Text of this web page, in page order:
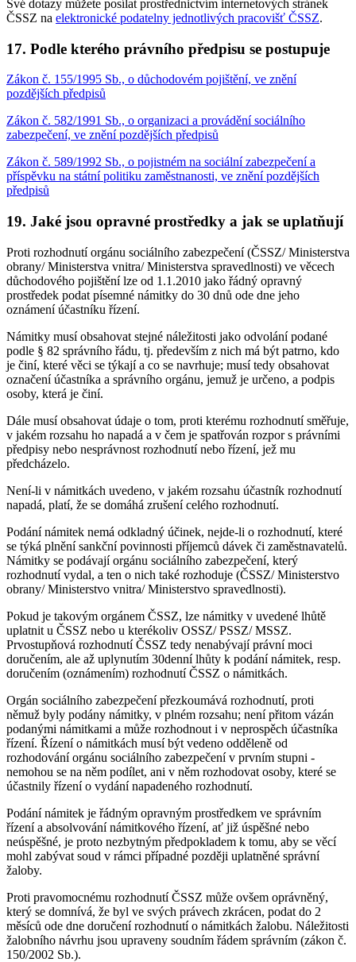
Své dotazy můžete posílat prostřednictvím internetových stránek
ČSSZ na elektronické podatelny jednotlivých pracovišť ČSSZ.
17. Podle kterého právního předpisu se postupuje
Zákon č. 155/1995 Sb., o důchodovém pojištění, ve znění
pozdějších předpisů
Zákon č. 582/1991 Sb., o organizaci a provádění sociálního
zabezpečení, ve znění pozdějších předpisů
Zákon č. 589/1992 Sb., o pojistném na sociální zabezpečení a
příspěvku na státní politiku zaměstnanosti, ve znění pozdějších
předpisů
19. Jaké jsou opravné prostředky a jak se uplatňují
Proti rozhodnutí orgánu sociálního zabezpečení (ČSSZ/ Ministerstva
obrany/ Ministerstva vnitra/ Ministerstva spravedlnosti) ve věcech
důchodového pojištění lze od 1.1.2010 jako řádný opravný
prostředek podat písemné námitky do 30 dnů ode dne jeho
oznámení účastníku řízení.
Námitky musí obsahovat stejné náležitosti jako odvolání podané
podle § 82 správního řádu, tj. především z nich má být patrno, kdo
je činí, které věci se týkají a co se navrhuje; musí tedy obsahovat
označení účastníka a správního orgánu, jemuž je určeno, a podpis
osoby, která je činí.
Dále musí obsahovat údaje o tom, proti kterému rozhodnutí směřuje,
v jakém rozsahu ho napadá a v čem je spatřován rozpor s právními
předpisy nebo nesprávnost rozhodnutí nebo řízení, jež mu
předcházelo.
Není-li v námitkách uvedeno, v jakém rozsahu účastník rozhodnutí
napadá, platí, že se domáhá zrušení celého rozhodnutí.
Podání námitek nemá odkladný účinek, nejde-li o rozhodnutí, které
se týká plnění sankční povinnosti příjemců dávek či zaměstnavatelů.
Námitky se podávají orgánu sociálního zabezpečení, který
rozhodnutí vydal, a ten o nich také rozhoduje (ČSSZ/ Ministerstvo
obrany/ Ministerstvo vnitra/ Ministerstvo spravedlnosti).
Pokud je takovým orgánem ČSSZ, lze námitky v uvedené lhůtě
uplatnit u ČSSZ nebo u kterékoliv OSSZ/ PSSZ/ MSSZ.
Prvostupňová rozhodnutí ČSSZ tedy nenabývají právní moci
doručením, ale až uplynutím 30denní lhůty k podání námitek, resp.
doručením (oznámením) rozhodnutí ČSSZ o námitkách.
Orgán sociálního zabezpečení přezkoumává rozhodnutí, proti
němuž byly podány námitky, v plném rozsahu; není přitom vázán
podanými námitkami a může rozhodnout i v neprospěch účastníka
řízení. Řízení o námitkách musí být vedeno odděleně od
rozhodování orgánu sociálního zabezpečení v prvním stupni -
nemohou se na něm podílet, ani v něm rozhodovat osoby, které se
účastnily řízení o vydání napadeného rozhodnutí.
Podání námitek je řádným opravným prostředkem ve správním
řízení a absolvování námitkového řízení, ať již úspěšné nebo
neúspěšné, je proto nezbytným předpokladem k tomu, aby se věcí
mohl zabývat soud v rámci případné později uplatněné správní
žaloby.
Proti pravomocnému rozhodnutí ČSSZ může ovšem oprávněný,
který se domnívá, že byl ve svých právech zkrácen, podat do 2
měsíců ode dne doručení rozhodnutí o námitkách žalobu. Náležitosti
žalobního návrhu jsou upraveny soudním řádem správním (zákon č.
150/2002 Sb.).